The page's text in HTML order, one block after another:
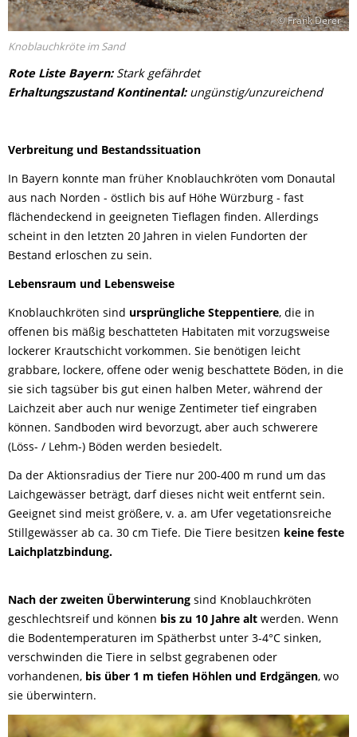
© Frank Derer
Knoblauchkröte im Sand
Rote Liste Bayern:Stark gefährdet
Erhaltungszustand Kontinental:ungünstig/unzureichend
Verbreitung und Bestandssituation
In Bayern konnte man früher Knoblauchkröten vom Donautal
aus nach Norden - östlich bis auf Höhe Würzburg - fast
flächendeckend in geeigneten Tieflagen finden. Allerdings
scheint in den letzten 20 Jahren in vielen Fundorten der
Bestand erloschen zu sein.
Lebensraum und Lebensweise
Knoblauchkröten sind ursprüngliche Steppentiere, die in
offenen bis mäßig beschatteten Habitaten mit vorzugsweise
lockerer Krautschicht vorkommen. Sie benötigen leicht
grabbare, lockere, offene oder wenig beschattete Böden, in die
sie sich tagsüber bis gut einen halben Meter, während der
Laichzeit aber auch nur wenige Zentimeter tief eingraben
können. Sandboden wird bevorzugt, aber auch schwerere
(Löss- / Lehm-) Böden werden besiedelt.
Da der Aktionsradius der Tiere nur 200-400 m rund um das
Laichgewässer beträgt, darf dieses nicht weit entfernt sein.
Geeignet sind meist größere, v. a. am Ufer vegetationsreiche
Stillgewässer ab ca. 30 cm Tiefe. Die Tiere besitzen keine feste
Laichplatzbindung.
Nach der zweiten Überwinterung sind Knoblauchkröten
geschlechtsreif und können bis zu 10 Jahre alt werden. Wenn
die Bodentemperaturen im Spätherbst unter 3-4°C sinken,
verschwinden die Tiere in selbst gegrabenen oder
vorhandenen, bis über 1 m tiefen Höhlen und Erdgängen, wo
sie überwintern.